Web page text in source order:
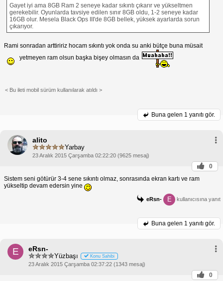
Gayet iyi ama 8GB Ram 2 seneye kadar sıkıntı çıkarır ve yükseltmen
gerekebilir. Oyunlarda tavsiye edilen sınır 8GB oldu, 1-2 seneye kadar
16GB olur. Mesela Black Ops III'de 8GB bellek, yüksek ayarlarda sorun
çıkarıyor.
Rami sonradan arttiririz hocam sıkıntı yok onda su anki bütçe buna müsait
yetmeyen ram olsun başka bişey olmasın da
< Bu ileti mobil sürüm kullanılarak atıldı >
Buna gelen 1 yanıtı gör.
alito
Yarbay
23 Aralık 2015 Çarşamba 02:22:20 (9625 mesaj)
0
Sistem seni götürür 3-4 sene sıkıntı olmaz, sonrasında ekran kartı ve ram
yükseltip devam edersin yine
eRsn- E kullanıcısına yanıt
Buna gelen 1 yanıtı gör.
E eRsn-
Yüzbaşı Konu Sahibi
23 Aralık 2015 Çarşamba 02:37:22 (1343 mesaj)
0